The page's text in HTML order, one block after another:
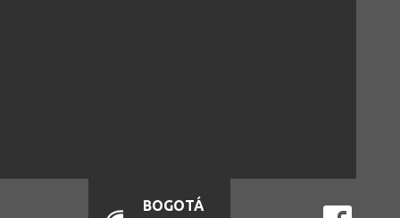
BOGOTÁ